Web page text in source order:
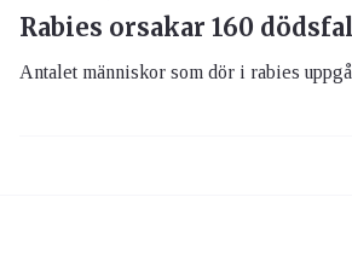
Rabies orsakar 160